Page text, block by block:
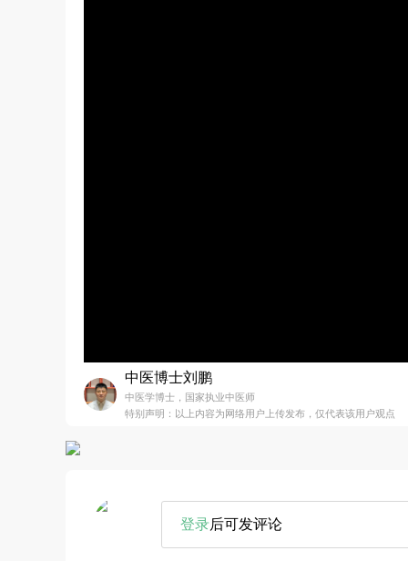
中医博士刘鹏
中医学博士，国家执业中医师
特别声明：以上内容为网络用户上传发布，仅代表该用户观点
登录后可发评论